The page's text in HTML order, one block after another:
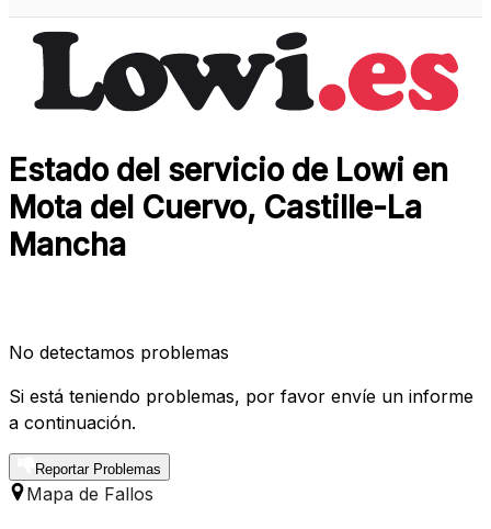
Estado del servicio de Lowi en
Mota del Cuervo, Castille-La
Mancha
No detectamos problemas
Si está teniendo problemas, por favor envíe un informe
a continuación.
Reportar Problemas
Mapa de Fallos